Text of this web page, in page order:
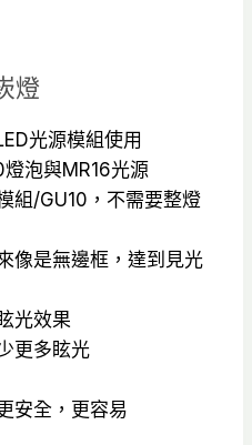
。
燈
光源模組使用
泡與MR16光源
組/GU10，不需要整燈
像是無邊框，達到見光
光效果
更多眩光
安全，更容易